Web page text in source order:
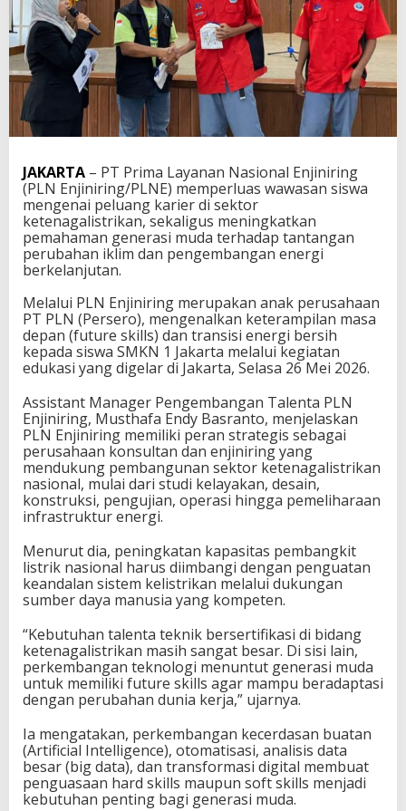
s
W
a
w
a
S
s
w
a
S
M
K
n
t
a
n
g
a
n
t
a
n
g
a
n
e
r
u
b
h
a
n
I
k
m
JAKARTA – PT Prima Layanan Nasional Enjiniring
(PLN Enjiniring/PLNE) memperluas wawasan siswa
mengenai peluang karier di sektor
ketenagalistrikan, sekaligus meningkatkan
pemahaman generasi muda terhadap tantangan
perubahan iklim dan pengembangan energi
berkelanjutan.
Melalui PLN Enjiniring merupakan anak perusahaan
PT PLN (Persero), mengenalkan keterampilan masa
depan (future skills) dan transisi energi bersih
kepada siswa SMKN 1 Jakarta melalui kegiatan
edukasi yang digelar di Jakarta, Selasa 26 Mei 2026.
Assistant Manager Pengembangan Talenta PLN
Enjiniring, Musthafa Endy Basranto, menjelaskan
PLN Enjiniring memiliki peran strategis sebagai
perusahaan konsultan dan enjiniring yang
mendukung pembangunan sektor ketenagalistrikan
nasional, mulai dari studi kelayakan, desain,
konstruksi, pengujian, operasi hingga pemeliharaan
infrastruktur energi.
Menurut dia, peningkatan kapasitas pembangkit
listrik nasional harus diimbangi dengan penguatan
keandalan sistem kelistrikan melalui dukungan
sumber daya manusia yang kompeten.
“Kebutuhan talenta teknik bersertifikasi di bidang
ketenagalistrikan masih sangat besar. Di sisi lain,
perkembangan teknologi menuntut generasi muda
untuk memiliki future skills agar mampu beradaptasi
dengan perubahan dunia kerja,” ujarnya.
Ia mengatakan, perkembangan kecerdasan buatan
(Artificial Intelligence), otomatisasi, analisis data
besar (big data), dan transformasi digital membuat
penguasaan hard skills maupun soft skills menjadi
kebutuhan penting bagi generasi muda.